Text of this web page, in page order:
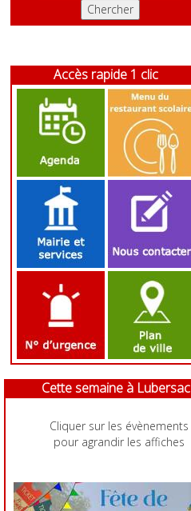
Accès rapide 1 clic
Cette semaine à Lubersac
Cliquer sur les évènements
pour agrandir les affiches
Previous